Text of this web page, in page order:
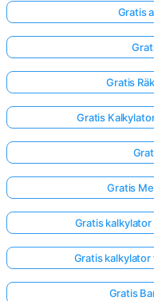
Inga
Ställ
din
första
fråga
Gratis
Gratis
Gratis
Gratis
Gratis
Gratis
Gratis